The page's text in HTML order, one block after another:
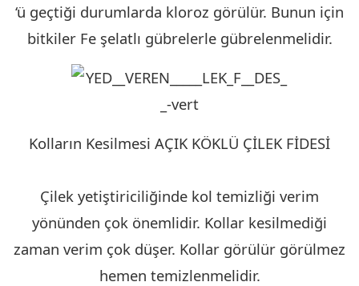
‘ü geçtiği durumlarda kloroz görülür. Bunun için
bitkiler Fe şelatlı gübrelerle gübrelenmelidir.
Kolların Kesilmesi AÇIK KÖKLÜ ÇİLEK FİDESİ
Çilek yetiştiriciliğinde kol temizliği verim
yönünden çok önemlidir. Kollar kesilmediği
zaman verim çok düşer. Kollar görülür görülmez
hemen temizlenmelidir.